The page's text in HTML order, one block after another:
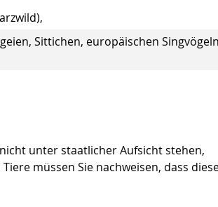
Sittichen, europäischen Singvögeln
unter staatlicher Aufsicht stehen,
müssen Sie nachweisen, dass